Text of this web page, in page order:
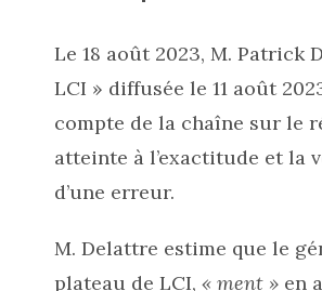
Le 18 août 2023, M. Patrick
LCI » diffusée le 11 août
compte de la chaîne sur le
atteinte à l’exactitude et la
d’une erreur.
M. Delattre estime que le
plateau de LCI, « ment » en